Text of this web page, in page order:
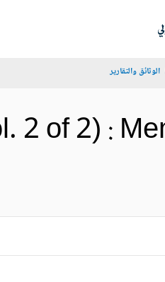
الوثائق والتقارير
2 of 2) :